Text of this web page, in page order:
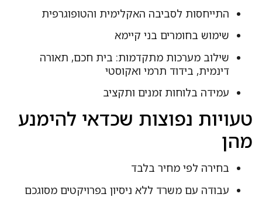
התייחסות לסביבה האקלימית והטופוגרפית
שימוש בחומרים בני קיימא
שילוב מערכות מתקדמות: בית חכם, תאורה
דינמית, בידוד תרמי ואקוסטי
עמידה בלוחות זמנים ותקציב
נפוצות שכדאי להימנע
בחירה לפי מחיר בלבד
עבודה עם משרד ללא ניסיון בפרויקטים מסוגכם